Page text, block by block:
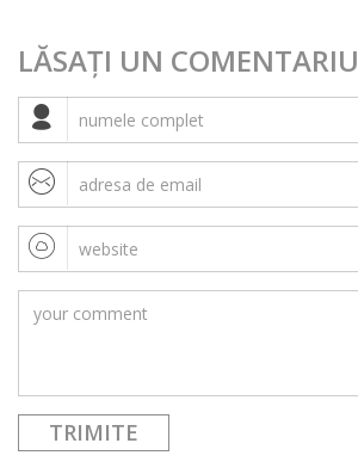
LĂSAȚI UN COMENTARIU